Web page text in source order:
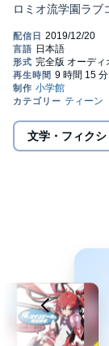
ロミオ流学園ラブ
文学・フィク